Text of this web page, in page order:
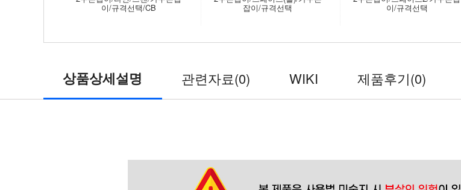
가
이/규격선택/CB 잡이/규격선택 이/규격선택
상품상세설명 관련자료(0) WIKI 제품후기(0)